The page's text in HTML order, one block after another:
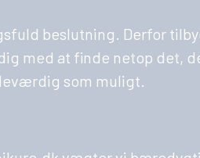
beslutning. Derfor
med at finde netop det,
som muligt.